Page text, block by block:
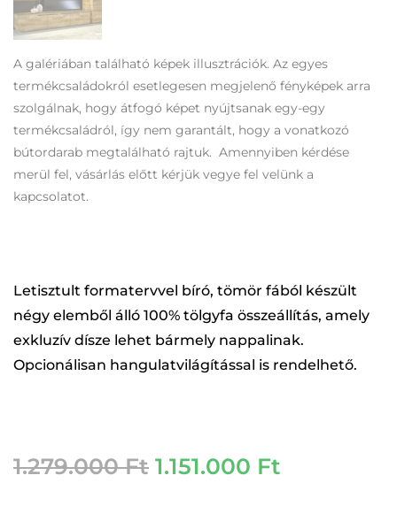
A galériában található képek illusztrációk. Az egyes
termékcsaládokról esetlegesen megjelenő fényképek arra
szolgálnak, hogy átfogó képet nyújtsanak egy-egy
termékcsaládról, így nem garantált, hogy a vonatkozó
bútordarab megtalálható rajtuk. Amennyiben kérdése
merül fel, vásárlás előtt kérjük vegye fel velünk a
kapcsolatot.
Letisztult formatervvel bíró, tömör fából készült
négy elemből álló 100% tölgyfa összeállítás, amely
exkluzív dísze lehet bármely nappalinak.
Opcionálisan hangulatvilágítással is rendelhető.
1.279.000Ft 1.151.000 Ft